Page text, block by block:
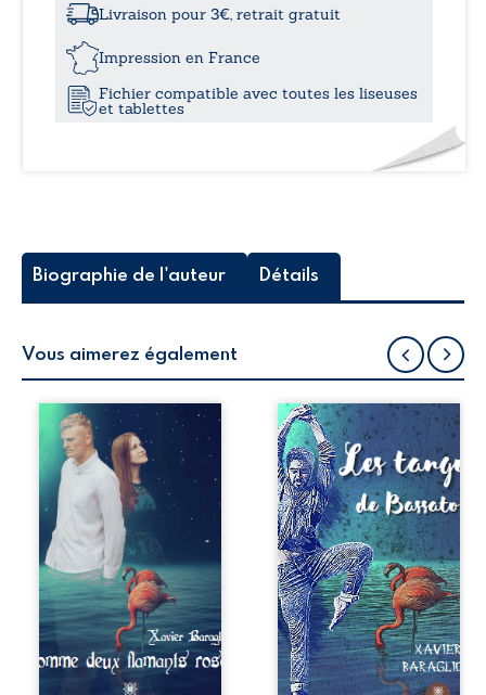
virtuoseLivraison pour 3€, retrait gratuit
Impression en France
Fichier compatible avec toutes les liseuses
et tablettes
Biographie de l'auteur Détails
Vous aimerez également
Tristan, quarante
ans, mène une vie
tranquille avec sa
femme Fanny.
Marie-Lou, quinze
ans, est une jeune
fille survoltée qui
vit avec Marine, sa
maman
vindicative. Cette
dernière partage
un lourd secret
avec Tristan et lui
voue une haine
sans limites.
Alvaro Montero
est un jeune
danseur
talentueux dont le
succès a rendu
odieux et
prétentieux.
Victime d’un
grave accident de
voiture et
immobilisé, il va
devoir apprendre
à vivre
différemment.
Comment faire